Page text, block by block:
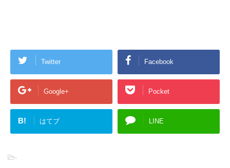
Twitter Facebook
Google+ Pocket
B! はてブ LINE
-